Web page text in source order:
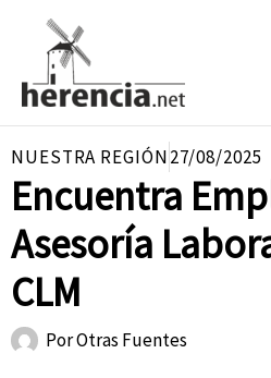
contenido
NUESTRA REGIÓN27/08/2025
Encuentra
Asesoría
CLM
PorOtras Fuentes